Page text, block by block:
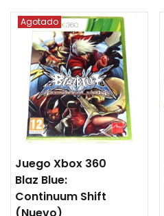
Agotado
Juego Xbox 360
Blaz Blue:
Continuum Shift